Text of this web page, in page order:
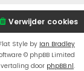
Verwijder cookies
Flat Style by Ian Bradley
© phpBB Limited
door phpBB.nl.